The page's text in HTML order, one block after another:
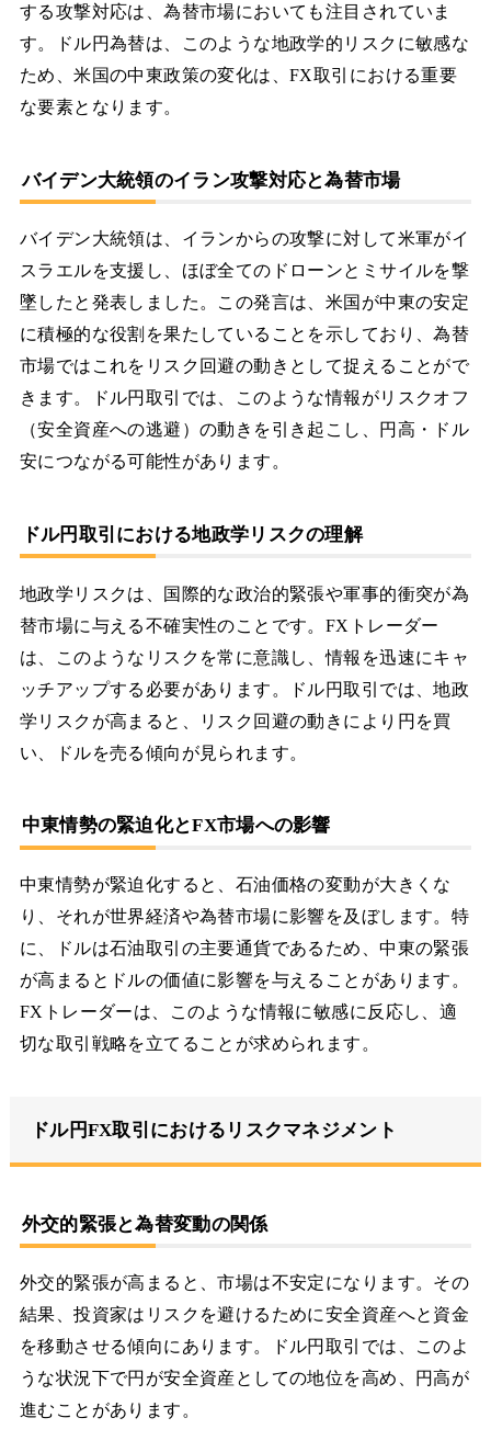
する攻撃対応は、為替市場においても注目されていま
す。ドル円為替は、このような地政学的リスクに敏感な
ため、米国の中東政策の変化は、FX取引における重要
な要素となります。
バイデン大統領のイラン攻撃対応と為替市場
バイデン大統領は、イランからの攻撃に対して米軍がイ
スラエルを支援し、ほぼ全てのドローンとミサイルを撃
墜したと発表しました。この発言は、米国が中東の安定
に積極的な役割を果たしていることを示しており、為替
市場ではこれをリスク回避の動きとして捉えることがで
きます。ドル円取引では、このような情報がリスクオフ
（安全資産への逃避）の動きを引き起こし、円高・ドル
安につながる可能性があります。
ドル円取引における地政学リスクの理解
地政学リスクは、国際的な政治的緊張や軍事的衝突が為
替市場に与える不確実性のことです。FXトレーダー
は、このようなリスクを常に意識し、情報を迅速にキャ
ッチアップする必要があります。ドル円取引では、地政
学リスクが高まると、リスク回避の動きにより円を買
い、ドルを売る傾向が見られます。
中東情勢の緊迫化とFX市場への影響
中東情勢が緊迫化すると、石油価格の変動が大きくな
り、それが世界経済や為替市場に影響を及ぼします。特
に、ドルは石油取引の主要通貨であるため、中東の緊張
が高まるとドルの価値に影響を与えることがあります。
FXトレーダーは、このような情報に敏感に反応し、適
切な取引戦略を立てることが求められます。
ドル円FX取引におけるリスクマネジメント
外交的緊張と為替変動の関係
外交的緊張が高まると、市場は不安定になります。その
結果、投資家はリスクを避けるために安全資産へと資金
を移動させる傾向にあります。ドル円取引では、このよ
うな状況下で円が安全資産としての地位を高め、円高が
進むことがあります。